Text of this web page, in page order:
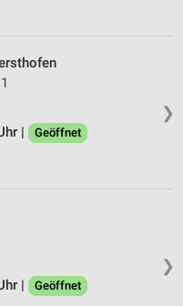
❯
|
Geöffnet
❯
|
Geöffnet